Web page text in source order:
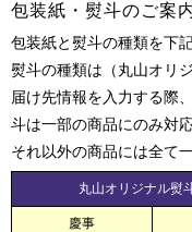
包装紙・熨斗のご案
包装紙と熨斗の種類を下
熨斗の種類は（丸山オリ
届け先情報を入力する際
斗は一部の商品にのみ対
それ以外の商品には全て
丸山オリジナル熨
慶事